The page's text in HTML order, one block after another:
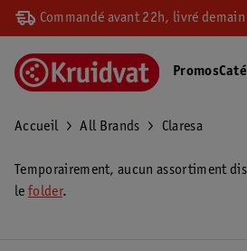
Commandé avant 22h, livré demain
Promos
Accueil All Brands Claresa
Temporairement, aucun assortiment
le folder.